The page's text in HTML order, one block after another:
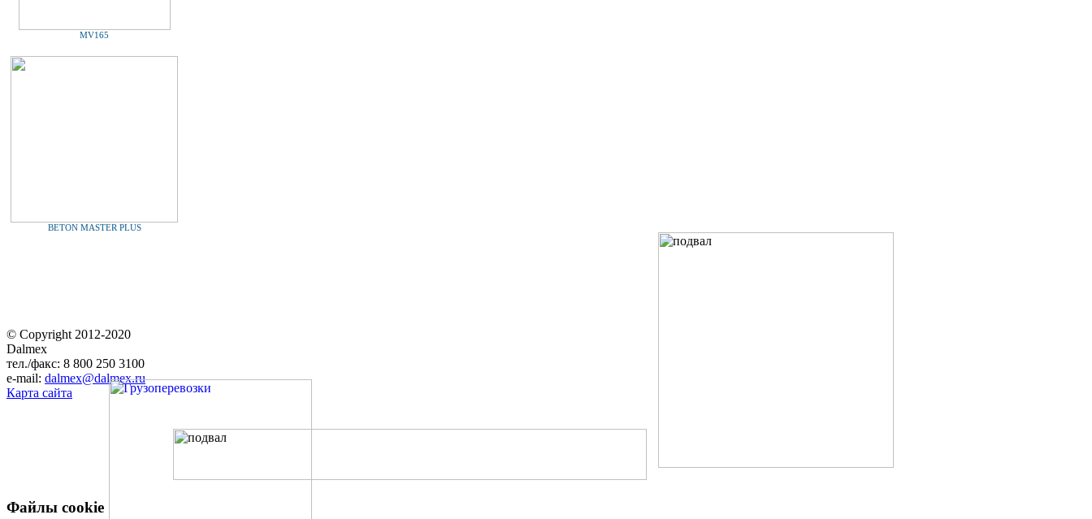
MV165
BETON MASTER PLUS
© Copyright 2012-2020
Dalmex
тел./факс: 8 800 250 3100
e-mail: dalmex@dalmex.ru
Карта сайта
Файлы cookie